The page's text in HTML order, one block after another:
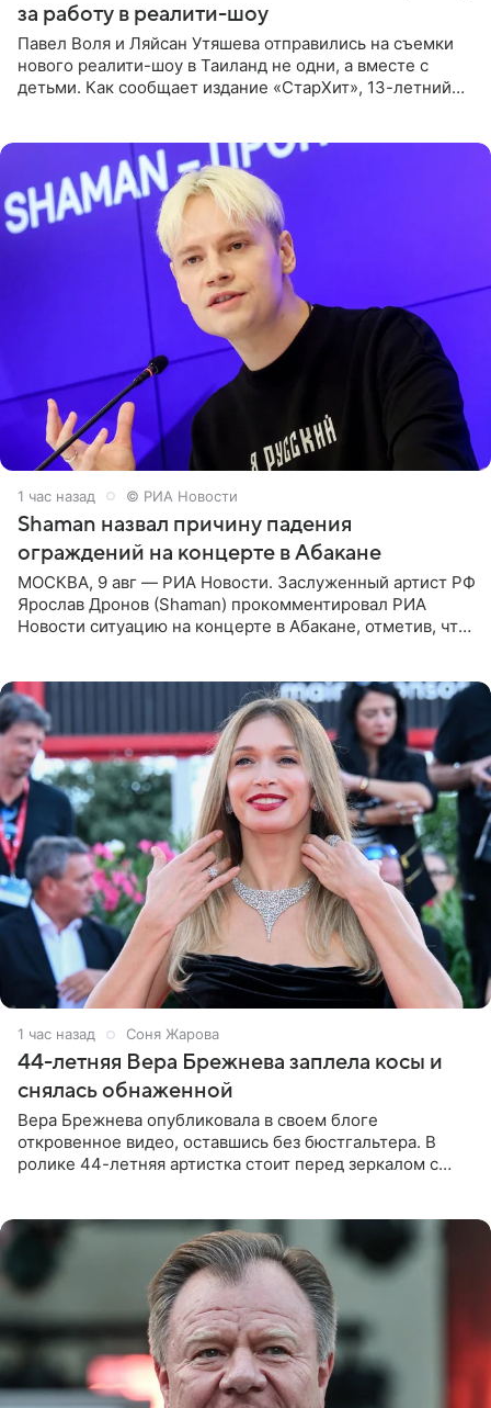
за работу в реалити-шоу
Павел Воля и Ляйсан Утяшева отправились на съемки
нового реалити-шоу в Таиланд не одни, а вместе с
детьми. Как сообщает издание «СтарХит», 13-летний
1 час назад © РИА Новости
Shaman назвал причину падения
ограждений на концерте в Абакане
МОСКВА, 9 авг — РИА Новости. Заслуженный артист РФ
Ярослав Дронов (Shaman) прокомментировал РИА
Новости ситуацию на концерте в Абакане, отметив, что
1 час назад Соня Жарова
44-летняя Вера Брежнева заплела косы и
снялась обнаженной
Вера Брежнева опубликовала в своем блоге
откровенное видео, оставшись без бюстгальтера. В
ролике 44-летняя артистка стоит перед зеркалом с